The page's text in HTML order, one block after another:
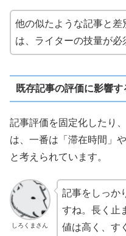
他の似たような記事と差
は、ライターの技量が必
既存記事の評価に影響す
記事評価を固定化したり
は、一番は「滞在時間」
と考えられています。
しろくまさん
記事をしっか
すね。長く止
値は高く、す